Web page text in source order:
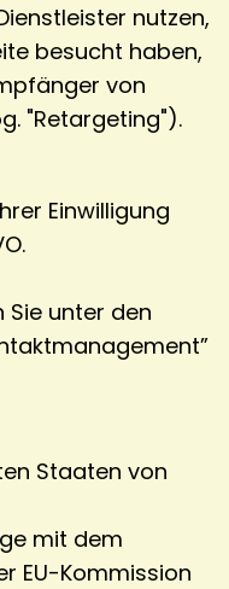
nutzen,
besucht haben,
von
"Retargeting").
Einwilligung
unter den
Staaten von
mit dem
EU-Kommission